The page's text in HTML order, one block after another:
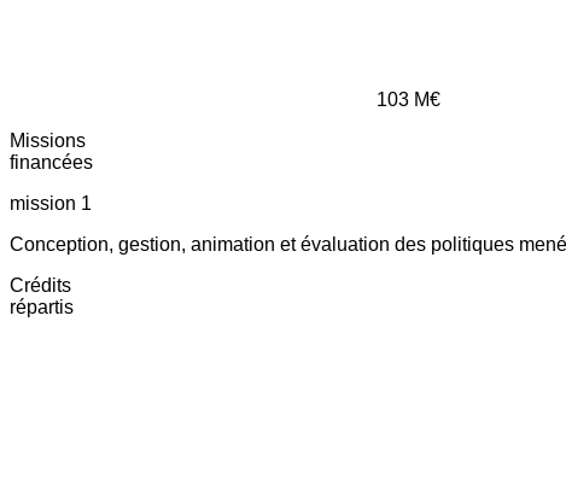
103 M€
Missions
financées
mission 1
Conception, gestion, animation et évaluation des politiques
Crédits
répartis